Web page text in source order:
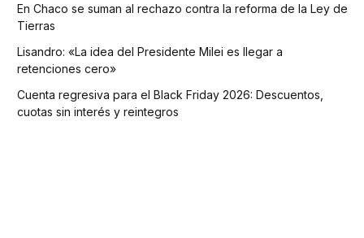
En Chaco se suman al rechazo contra la reforma de la Ley de
Tierras
Lisandro: «La idea del Presidente Milei es llegar a
retenciones cero»
Cuenta regresiva para el Black Friday 2026: Descuentos,
cuotas sin interés y reintegros